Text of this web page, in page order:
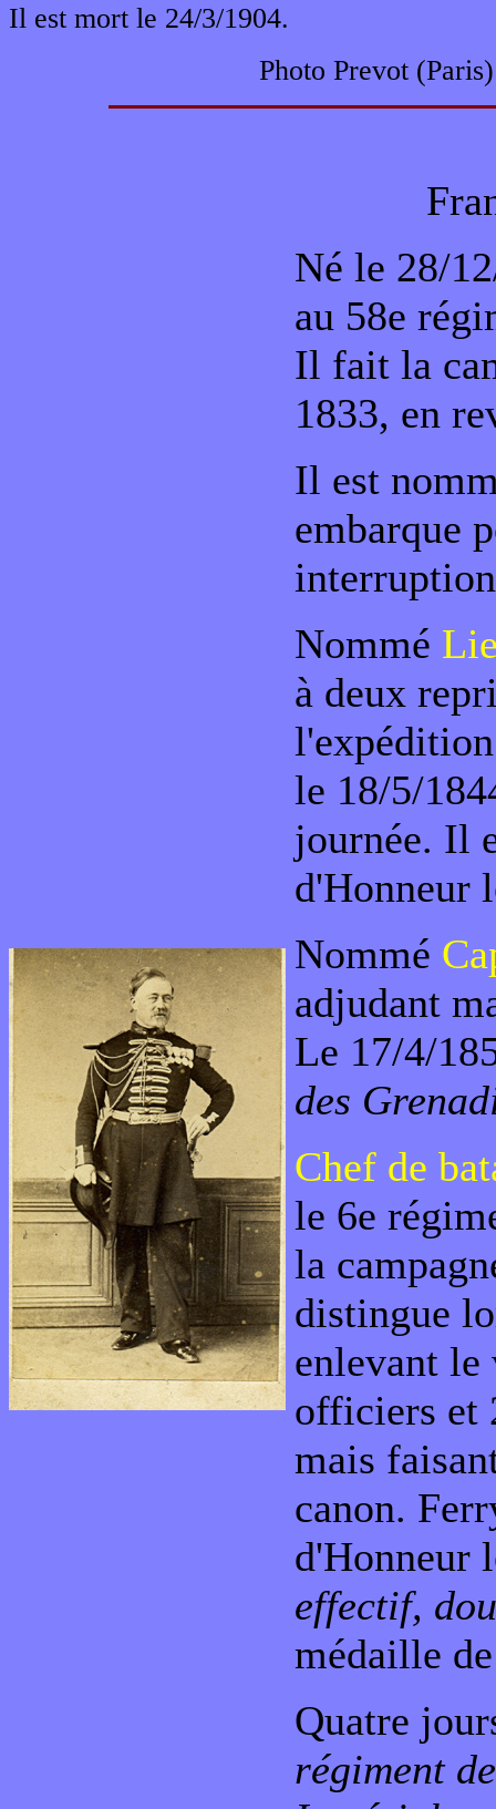
Il est mort le 24/3/1904.
Photo Prevot (Paris)
Né le 28/
au 58e
Il fait la
1833, en
Il est
embarque
Nommé
à deux
le 18/5/
journée. Il
d'Honneur
Nommé
adjudant
Le 17/4/
des
Chef de
le 6e
la
distingue
enlevant
officiers et
mais
canon.
d'Honneur
effectif,
médaille
Quatre
régiment